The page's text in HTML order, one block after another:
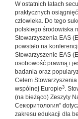
W ostatnich latach
praktycznych
człowieka. Do tego
polskiego środowiska
Stowarzyszenia EAS
powstało na
Stowarzyszenie EAS
osobowość prawną i
badania oraz
Celem
wspólnej Europie3.
(na bieżąco) Zeszyty
Секюритология”
zakresu edukacji dla